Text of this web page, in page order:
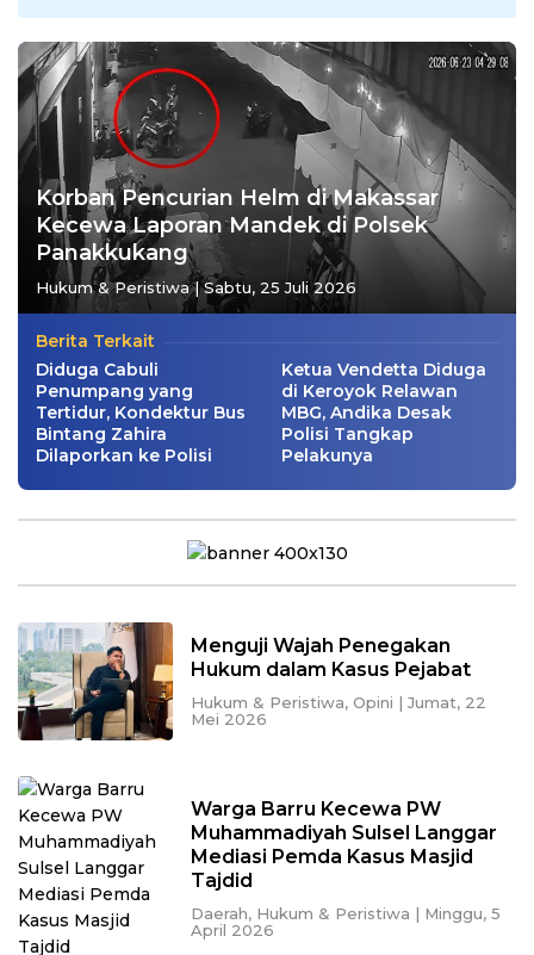
Korban Pencurian Helm di Makassar
Kecewa Laporan Mandek di Polsek
Panakkukang
Hukum & Peristiwa|Sabtu, 25 Juli 2026
Berita Terkait
Diduga Cabuli
Penumpang yang
Tertidur, Kondektur Bus
Bintang Zahira
Dilaporkan ke Polisi
Ketua Vendetta Diduga
di Keroyok Relawan
MBG, Andika Desak
Polisi Tangkap
Pelakunya
Menguji Wajah Penegakan
Hukum dalam Kasus Pejabat
Hukum & Peristiwa, Opini | Jumat, 22
Mei 2026
Warga Barru Kecewa PW
Muhammadiyah Sulsel Langgar
Mediasi Pemda Kasus Masjid
Tajdid
Daerah, Hukum & Peristiwa | Minggu, 5
April 2026